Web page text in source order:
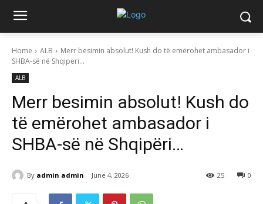
Home ALB
Merr besimin absolut! Kush do të emërohet ambasador i
SHBA-së në Shqipëri…
ALB
Merr besimin absolut! Kush do
të emërohet ambasador i
SHBA-së në Shqipëri…
By admin admin June 4, 2026 0
25